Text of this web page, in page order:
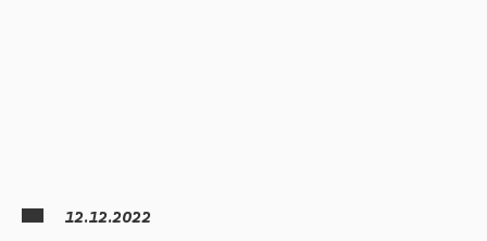
12.12.2022